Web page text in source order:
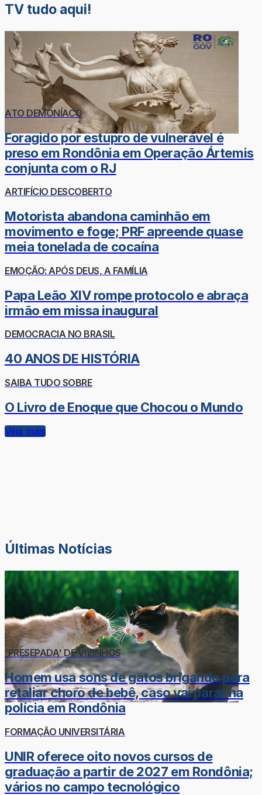
TV tudo aqui!
ATO DEMONÍACO
Foragido por estupro de vulnerável é
preso em Rondônia em Operação Ártemis
conjunta com o RJ
ARTIFÍCIO DESCOBERTO
Motorista abandona caminhão em
movimento e foge; PRF apreende quase
meia tonelada de cocaína
EMOÇÃO: APÓS DEUS, A FAMÍLIA
Papa Leão XIV rompe protocolo e abraça
irmão em missa inaugural
DEMOCRACIA NO BRASIL
40 ANOS DE HISTÓRIA
SAIBA TUDO SOBRE
O Livro de Enoque que Chocou o Mundo
Veja mais
Últimas Notícias
'PRESEPADA' DE VIZINHOS
Homem usa sons de gatos brigando para
retaliar choro de bebê, caso vai parar na
polícia em Rondônia
FORMAÇÃO UNIVERSITÁRIA
UNIR oferece oito novos cursos de
graduação a partir de 2027 em Rondônia;
vários no campo tecnológico